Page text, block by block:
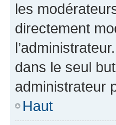
les
directement
dans le seul
administrateur
Haut